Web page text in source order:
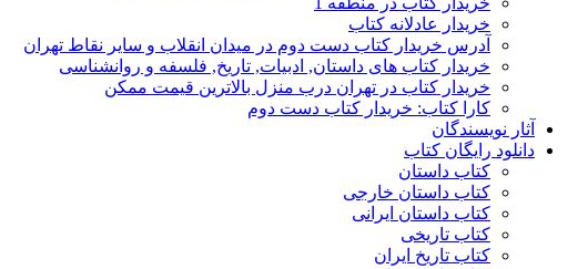
خریدار عادلانه کتاب
آدرس خریدار کتاب دست دوم در میدان انقلاب و سایر نقاط تهران
خریدار کتاب های داستان, ادبیات, تاریخ, فلسفه و روانشناسی
خریدار کتاب در تهران درب منزل بالاترین قیمت ممکن
کارا کتاب: خریدار کتاب دست دوم
آثار نویسندگان
دانلود رایگان کتاب
کتاب داستان
کتاب داستان خارجی
کتاب داستان ایرانی
کتاب تاریخی
کتاب تاریخ ایران